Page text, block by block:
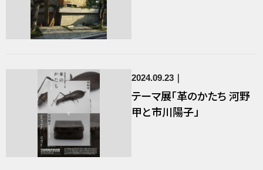
2024.09.23
テーマ展「革のかたち 河野
甲と市川陽子」